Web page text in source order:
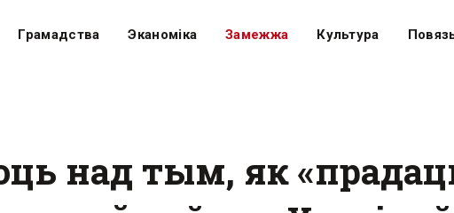
Грамадства Эканоміка Замежжа Культура
над тым, як